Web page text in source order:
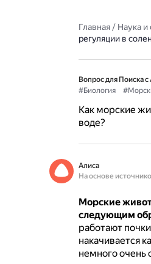
Главная/ Наука и
регуляции в
Вопрос для Поиска с
#Биология
Как морские
воде?
Алиса
На основе
Морские
следующим
работают
накачивается
немного очень